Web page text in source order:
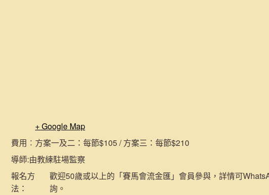
+ Google Map
費用︰ 方案一及二：每節$105 / 方案三：每節$210
導師:由教練駐場監察
報名方
法：
歡迎50歲或以上的「賽馬會流金匯」會員參與，詳情可
詢。